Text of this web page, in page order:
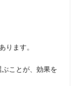
ります。
ぶことが、効果を